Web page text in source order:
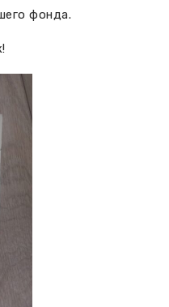
фонда.